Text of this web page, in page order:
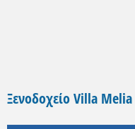
Ξενοδοχείο Villa Melia